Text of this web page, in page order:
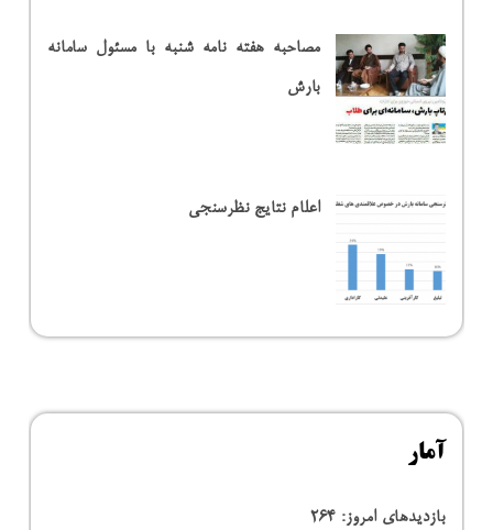
مصاحبه هفته نامه شنبه با مسئول سامانه
بارش
اعلام نتایج نظرسنجی
آمار
بازدیدهای امروز: 264